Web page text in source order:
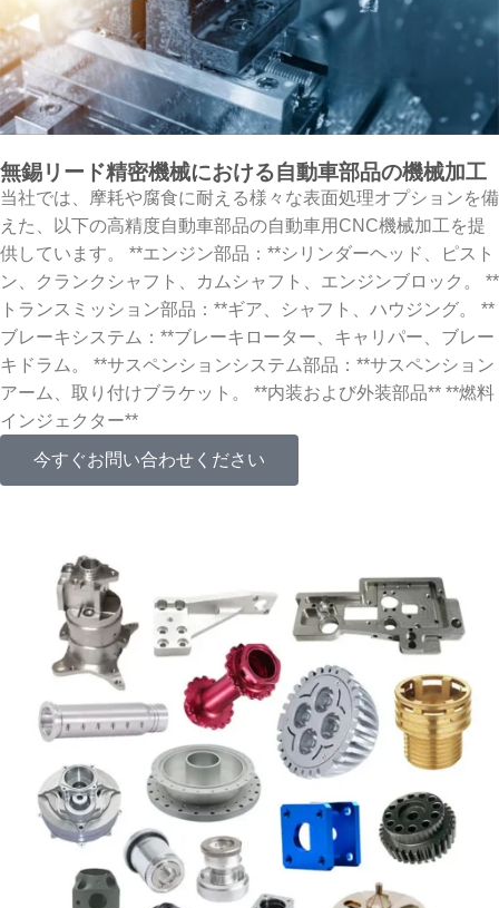
無錫リード精密機械における自動車部品の機械加工
当社では、摩耗や腐食に耐える様々な表面処理オプションを備
えた、以下の高精度自動車部品の自動車用CNC機械加工を提
供しています。 **エンジン部品：**シリンダーヘッド、ピスト
ン、クランクシャフト、カムシャフト、エンジンブロック。 **
トランスミッション部品：**ギア、シャフト、ハウジング。 **
ブレーキシステム：**ブレーキローター、キャリパー、ブレー
キドラム。 **サスペンションシステム部品：**サスペンション
アーム、取り付けブラケット。 **内装および外装部品** **燃料
インジェクター**
今すぐお問い合わせください